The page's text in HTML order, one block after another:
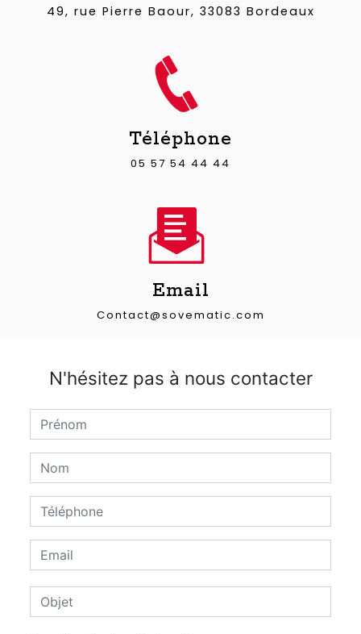
49, rue Pierre Baour, 33083 Bordeaux
Téléphone
05 57 54 44 44
Email
contact@sovematic.com
N'hésitez pas à nous contacter